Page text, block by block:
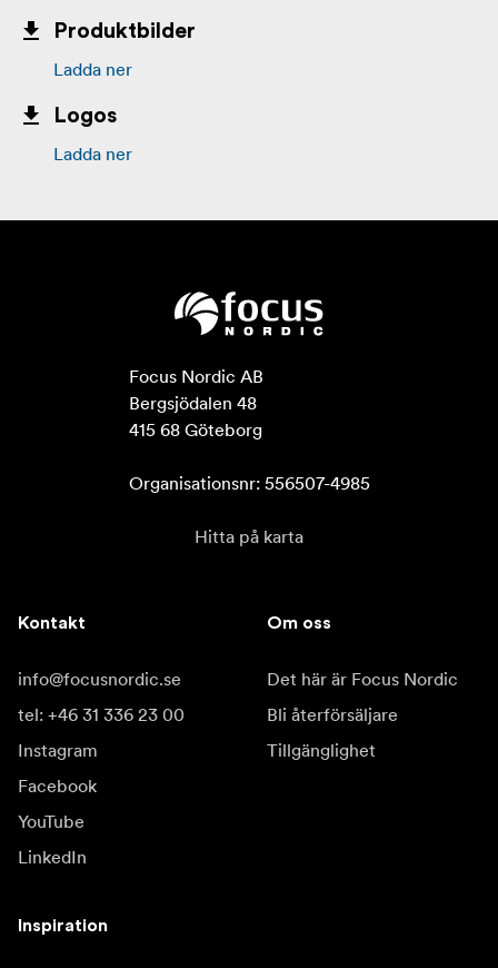
Produktbilder
Ladda ner
Logos
Ladda ner
Focus Nordic AB
Bergsjödalen 48
415 68 Göteborg
Organisationsnr: 556507-4985
Hitta på karta
Kontakt
info@focusnordic.se
tel: +46 31 336 23 00
Instagram
Facebook
YouTube
LinkedIn
Om oss
Det här är Focus Nordic
Bli återförsäljare
Tillgänglighet
Inspiration